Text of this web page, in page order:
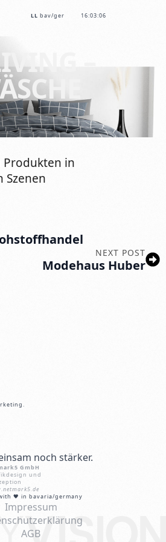
LL bav/ger 16:03:06
–
Produkten in
Szenen
NEXT POST
Modehaus Huber
noch stärker.
GmbH
und
🖤 in bavaria/germany
Impressum
AGB